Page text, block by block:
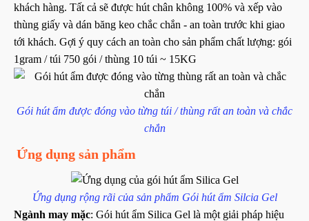
khách hàng. Tất cả sẽ được hút chân không 100% và xếp vào
thùng giấy và dán băng keo chắc chắn - an toàn trước khi giao
tới khách. Gợi ý quy cách an toàn cho sản phẩm chất lượng: gói
1gram / túi 750 gói / thùng 10 túi ~ 15KG
Gói hút ẩm được đóng vào từng túi / thùng rất an toàn và chắc
chắn
Ứng dụng sản phẩm
Ứng dụng rộng rãi của sản phẩm Gói hút ẩm Silcia Gel
Ngành may mặc: Gói hút ẩm Silica Gel là một giải pháp hiệu